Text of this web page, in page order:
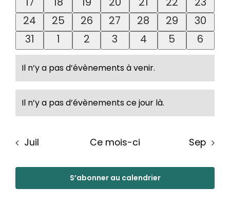
évènements
évènements
évènements
évènements
évènements
0
évènements
24
0
évènements
25
0
évènements
26
0
évènements
27
0
évènements
28
0
29
0
30
0
évènements
31
0
évènements
1
0
évènements
2
0
évènements
3
0
évènements
4
0
5
0
6
Notice
Il n’y a pas d’évènements à venir.
Notice
Il n’y a pas d’évènements ce jour là.
Juil Ce mois-ci Sep
S’abonner au calendrier